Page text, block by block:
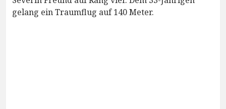
gelang ein Traumflug auf 140 Meter.